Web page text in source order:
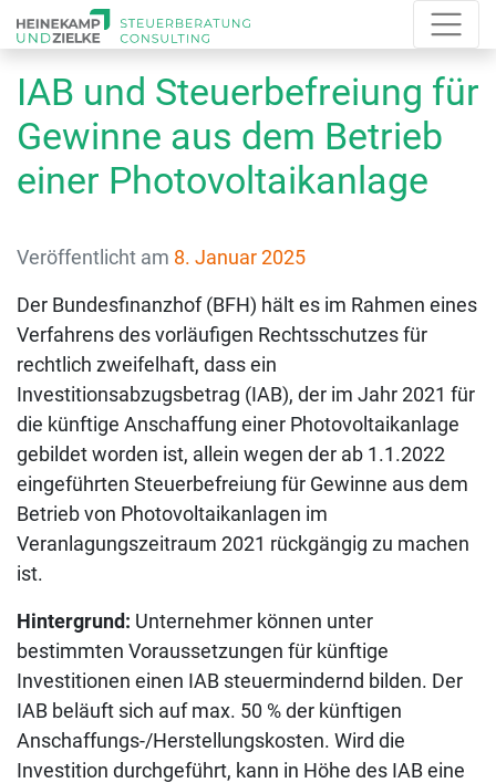
IAB und Steuerbefreiung für
Gewinne aus dem Betrieb
einer Photovoltaikanlage
Veröffentlicht am 8. Januar 2025
Der Bundesfinanzhof (BFH) hält es im Rahmen eines
Verfahrens des vorläufigen Rechtsschutzes für
rechtlich zweifelhaft, dass ein
Investitionsabzugsbetrag (IAB), der im Jahr 2021 für
die künftige Anschaffung einer Photovoltaikanlage
gebildet worden ist, allein wegen der ab 1.1.2022
eingeführten Steuerbefreiung für Gewinne aus dem
Betrieb von Photovoltaikanlagen im
Veranlagungszeitraum 2021 rückgängig zu machen
ist.
Hintergrund: Unternehmer können unter
bestimmten Voraussetzungen für künftige
Investitionen einen IAB steuermindernd bilden. Der
IAB beläuft sich auf max. 50 % der künftigen
Anschaffungs-/Herstellungskosten. Wird die
Investition durchgeführt, kann in Höhe des IAB eine